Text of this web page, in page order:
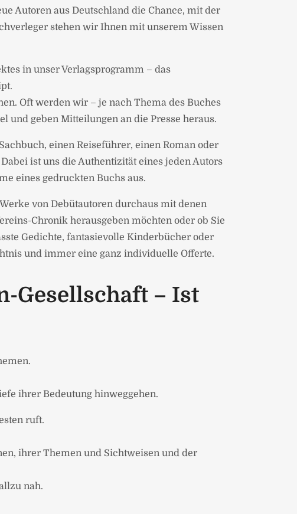
Autoren aus Deutschland die Chance, mit der
stehen wir Ihnen mit unserem Wissen
in unser Verlagsprogramm – das
Oft werden wir – je nach Thema des Buches
und geben Mitteilungen an die Presse heraus.
einen Reiseführer, einen Roman oder
ist uns die Authentizität eines jeden Autors
eines gedruckten Buchs aus.
von Debütautoren durchaus mit denen
Chronik herausgeben möchten oder ob Sie
Gedichte, fantasievolle Kinderbücher oder
und immer eine ganz individuelle Offerte.
Gesellschaft – Ist
ihrer Bedeutung hinweggehen.
ruft.
ihrer Themen und Sichtweisen und der
nah.